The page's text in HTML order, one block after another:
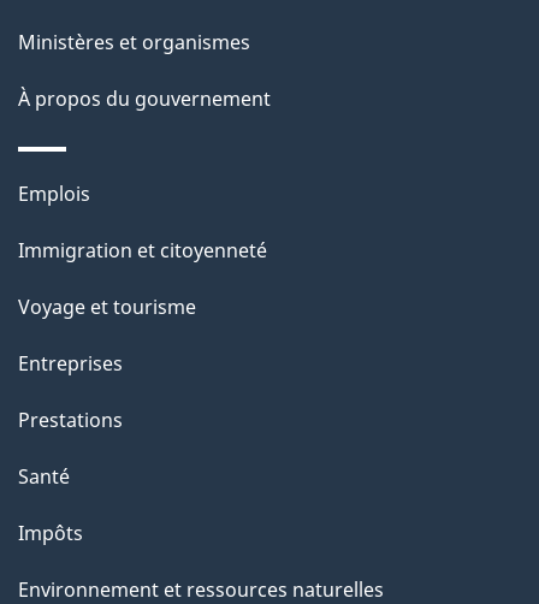
p
a
Ministères et organismes
À propos du gouvernement
Thèmes
sujets
Emplois
Immigration et citoyenneté
Voyage et tourisme
Entreprises
Prestations
Santé
Impôts
Environnement et ressources naturelles